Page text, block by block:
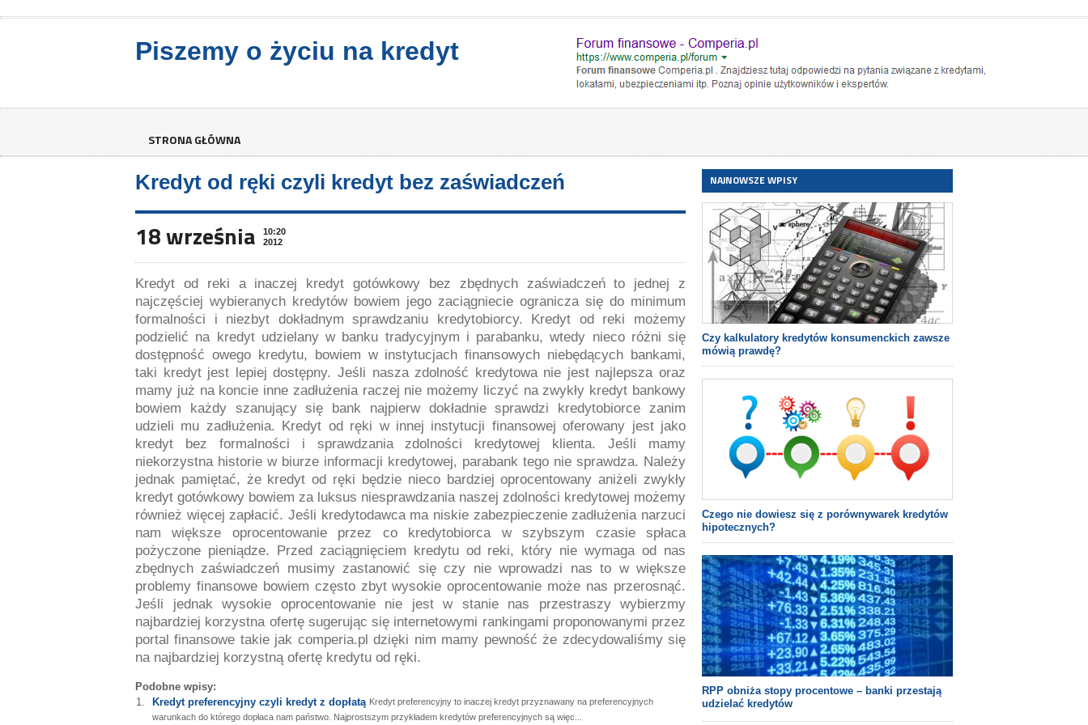
Piszemy o życiu na kredyt
STRONA GŁÓWNA
Kredyt od ręki czyli kredyt bez zaświadczeń
18 września
10:20
2012
Kredyt od reki a inaczej kredyt gotówkowy bez zbędnych zaświadczeń to jednej z
najczęściej wybieranych kredytów bowiem jego zaciągniecie ogranicza się do minimum
formalności i niezbyt dokładnym sprawdzaniu kredytobiorcy. Kredyt od reki możemy
podzielić na kredyt udzielany w banku tradycyjnym i parabanku, wtedy nieco różni się
dostępność owego kredytu, bowiem w instytucjach finansowych niebędących bankami,
taki kredyt jest lepiej dostępny. Jeśli nasza zdolność kredytowa nie jest najlepsza oraz
mamy już na koncie inne zadłużenia raczej nie możemy liczyć na zwykły kredyt bankowy
bowiem każdy szanujący się bank najpierw dokładnie sprawdzi kredytobiorce zanim
udzieli mu zadłużenia. Kredyt od ręki w innej instytucji finansowej oferowany jest jako
kredyt bez formalności i sprawdzania zdolności kredytowej klienta. Jeśli mamy
niekorzystna historie w biurze informacji kredytowej, parabank tego nie sprawdza. Należy
jednak pamiętać, że kredyt od ręki będzie nieco bardziej oprocentowany aniżeli zwykły
kredyt gotówkowy bowiem za luksus niesprawdzania naszej zdolności kredytowej możemy
również więcej zapłacić. Jeśli kredytodawca ma niskie zabezpieczenie zadłużenia narzuci
nam większe oprocentowanie przez co kredytobiorca w szybszym czasie spłaca
pożyczone pieniądze. Przed zaciągnięciem kredytu od reki, który nie wymaga od nas
zbędnych zaświadczeń musimy zastanowić się czy nie wprowadzi nas to w większe
problemy finansowe bowiem często zbyt wysokie oprocentowanie może nas przerosnąć.
Jeśli jednak wysokie oprocentowanie nie jest w stanie nas przestraszy wybierzmy
najbardziej korzystna ofertę sugerując się internetowymi rankingami proponowanymi przez
portal finansowe takie jak comperia.pl dzięki nim mamy pewność że zdecydowaliśmy się
na najbardziej korzystną ofertę kredytu od ręki.
Podobne wpisy:
Kredyt preferencyjny czyli kredyt z dopłatą Kredyt preferencyjny to inaczej kredyt przyznawany na preferencyjnych
warunkach do którego dopłaca nam państwo. Najprostszym przykładem kredytów preferencyjnych są więc...
NAJNOWSZE WPISY
Czy kalkulatory kredytów konsumenckich zawsze
mówią prawdę?
Czego nie dowiesz się z porównywarek kredytów
hipotecznych?
RPP obniża stopy procentowe – banki przestają
udzielać kredytów